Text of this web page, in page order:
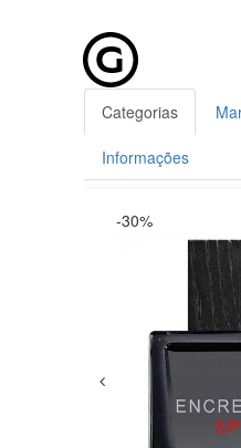
Categorias
Informações
-30%